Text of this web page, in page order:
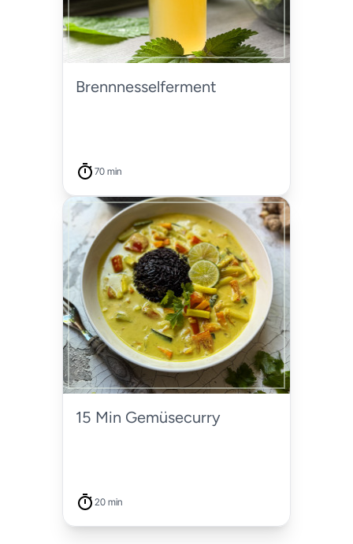
Brennnesselferment
70 min
15 Min Gemüsecurry
20 min